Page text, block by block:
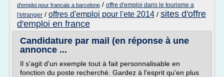
d'emploi pour francais a barcelone / offre d'emploi dans le tourisme a
l'etranger / offres d'emploi pour l'ete 2014 / sites d'offre
d'emploi en france
Candidature par mail (en réponse à une
annonce ...
Il s'agit d'un exemple tout à fait personnalisable en
fonction du poste recherché. Gardez à l'esprit qu'en plus